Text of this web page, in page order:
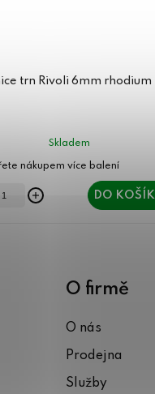
trn Rivoli 6mm rhodium
Skladem
DO
O firmě
O nás
Prodejna
Služby